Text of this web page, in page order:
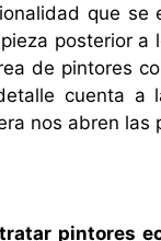
que
posterior
de pintores
cuenta a
nos abren
pintores